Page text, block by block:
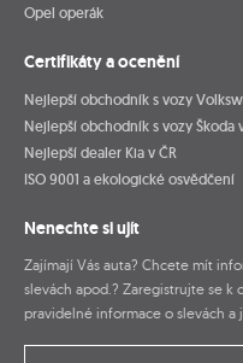
Opel operák
Certifikáty a ocenění
Nejlepší obchodník s vozy
Nejlepší obchodník s vozy Škoda
Nejlepší dealer Kia v ČR
ISO 9001 a ekologické osvědčení
Nenechte si ujít
Zajímají Vás auta? Chcete mít
slevách apod.? Zaregistrujte se
pravidelné informace o slevách a